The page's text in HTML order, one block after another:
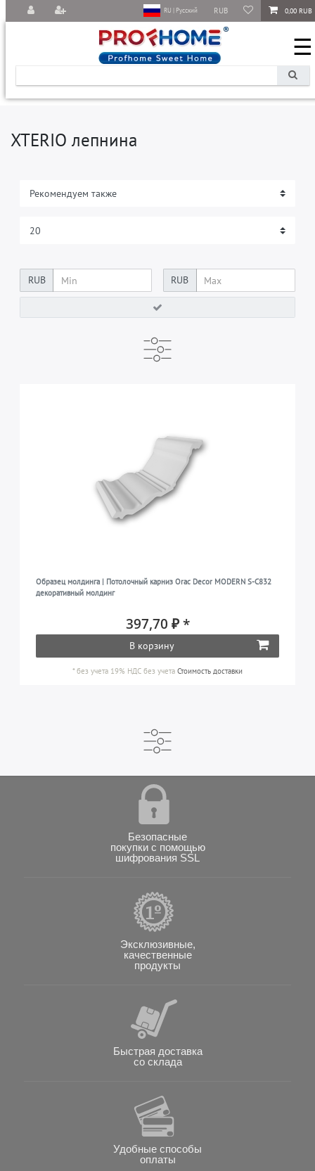
RUB 0,00 RUB
RU | Русский
☰
XTERIO лепнина
RUB RUB
Образец молдинга | Потолочный карниз Orac Decor MODERN S-C832
декоративный молдинг
397,70 ₽ *
В корзину
*без учета 19% НДС без учета Стоимость доставки
Безопасные
покупки с помощью
шифрования SSL
Эксклюзивные,
качественные
продукты
Быстрая доставка
со склада
Удобные способы
оплаты